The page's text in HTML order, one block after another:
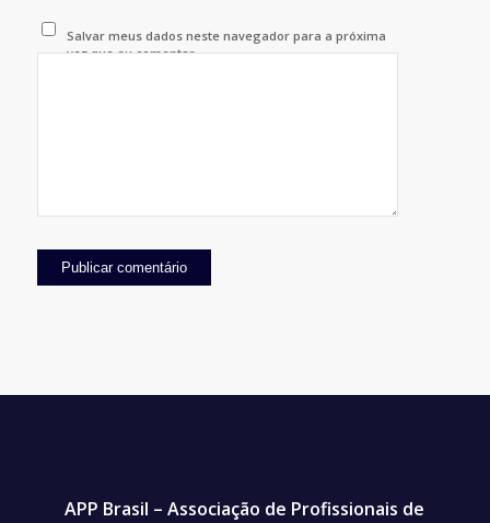
Salvar meus dados neste navegador para a próxima
vez que eu comentar.
APP Brasil – Associação de Profissionais de